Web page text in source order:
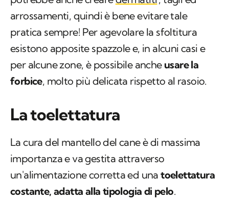
arrossamenti, quindi è bene evitare tale
pratica sempre! Per agevolare la sfoltitura
esistono apposite spazzole e, in alcuni casi e
per alcune zone, è possibile anche usare la
forbice, molto più delicata rispetto al rasoio.
La toelettatura
La cura del mantello del cane è di massima
importanza e va gestita attraverso
un'alimentazione corretta ed unatoelettatura
costante, adatta alla tipologia di pelo.